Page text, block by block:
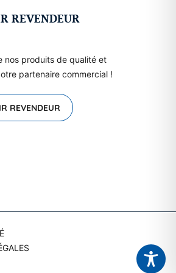
REVENDEUR
nos produits de qualité et
partenaire commercial !
REVENDEUR